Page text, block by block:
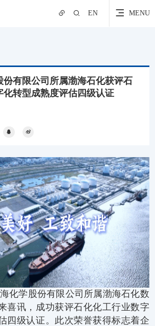
EN MENU
份有限公司所属渤海石化获评石
化转型成熟度评估四级认证
化学股份有限公司所属渤海石化数
喜讯，成功获评石化化工行业数字
四级认证。此次荣誉获得标志着企